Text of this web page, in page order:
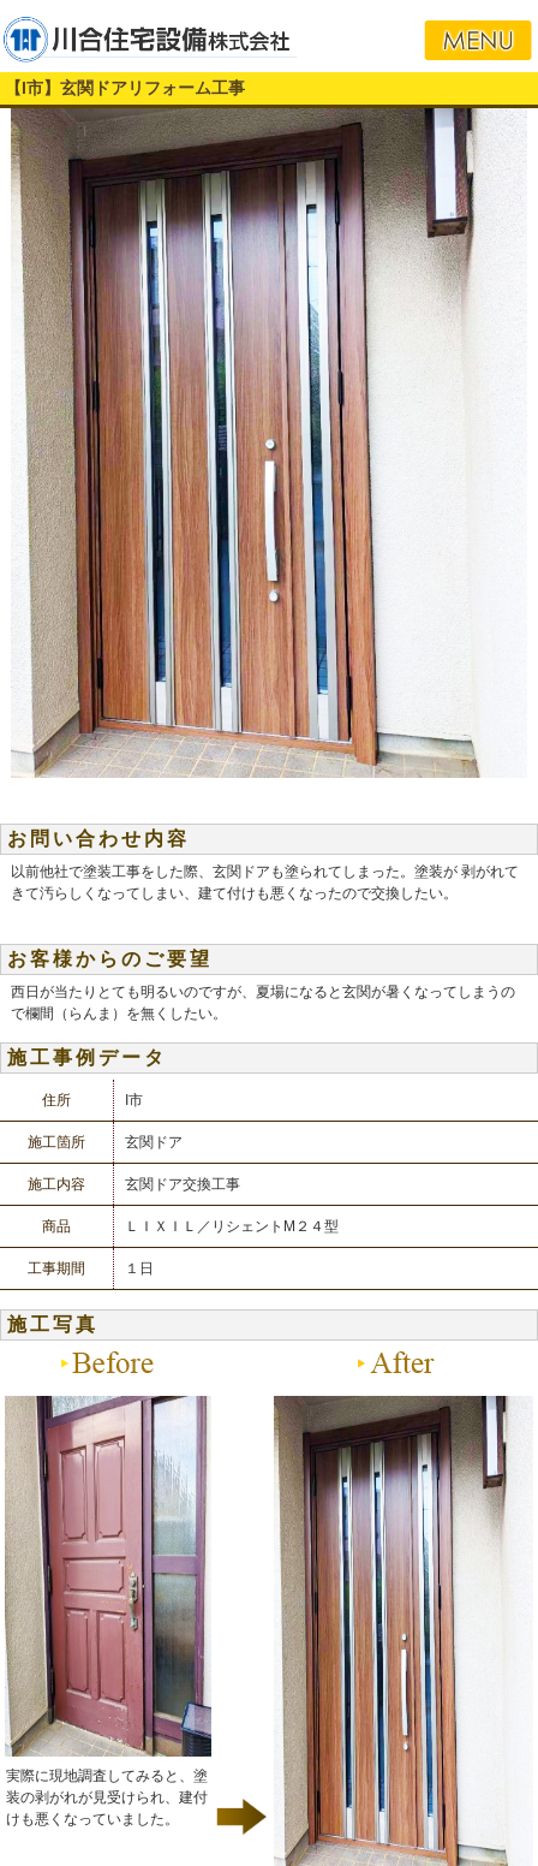
【I市】玄関ドアリフォーム工事
お問い合わせ内容
以前他社で塗装工事をした際、玄関ドアも塗られてしまった。塗装が 剥がれて
きて汚らしくなってしまい、建て付けも悪くなったので交換したい。
お客様からのご要望
西日が当たりとても明るいのですが、夏場になると玄関が暑くなってしまうの
で欄間（らんま）を無くしたい。
施工事例データ
住所 I市
施工箇所 玄関ドア
施工内容 玄関ドア交換工事
商品 ＬＩＸＩＬ／リシェントM２４型
工事期間 １日
施工写真
実際に現地調査してみると、塗
装の剥がれが見受けられ、建付
けも悪くなっていました。